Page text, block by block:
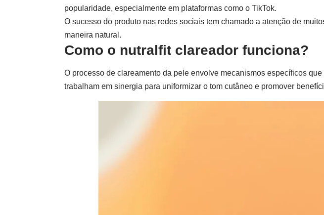
popularidade, especialmente em plataformas como o TikTok.
O sucesso do produto nas redes sociais tem chamado a atenção de
maneira natural.
Como o nutralfit clareador funciona?
O processo de clareamento da pele envolve mecanismos específicos
trabalham em sinergia para uniformizar o tom cutâneo e promover